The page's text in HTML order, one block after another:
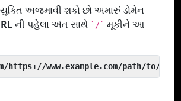
અજમાવી શકો છો અમારું ડોમેન
ની પહેલા અંત સાથે `/` મૂકીને આ
https://www.example.com/path/to/